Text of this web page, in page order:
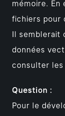
mémoire. En
fichiers pour
Il semblerait
données
consulter les
Question :
Pour le